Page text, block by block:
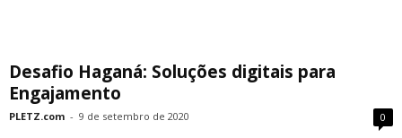
Desafio Haganá: Soluções digitais para
Engajamento
PLETZ.com - 9 de setembro de 2020 0